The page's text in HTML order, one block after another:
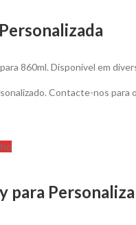
860ml. Disponível em
Contacte-nos para
para